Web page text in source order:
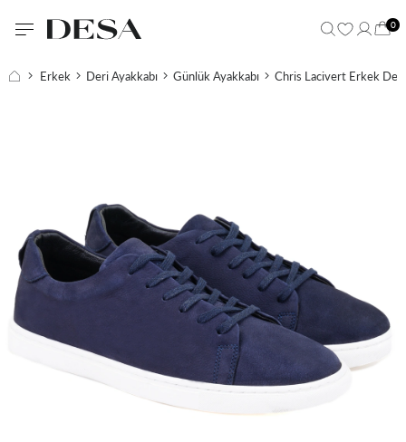
0
Erkek Deri Ayakkabı Günlük Ayakkabı Chris Lacivert Erkek Deri